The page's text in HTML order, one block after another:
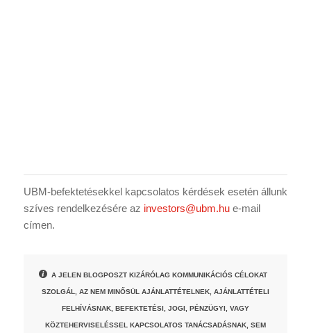
UBM-befektetésekkel kapcsolatos kérdések esetén állunk
szíves rendelkezésére az investors@ubm.hue-mail
címen.
A JELEN BLOGPOSZT KIZÁRÓLAG KOMMUNIKÁCIÓS CÉLOKAT
SZOLGÁL, AZ NEM MINŐSÜL AJÁNLATTÉTELNEK, AJÁNLATTÉTELI
FELHÍVÁSNAK, BEFEKTETÉSI, JOGI, PÉNZÜGYI, VAGY
KÖZTEHERVISELÉSSEL KAPCSOLATOS TANÁCSADÁSNAK, SEM